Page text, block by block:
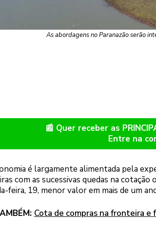
As abordagens no Paranazão serão
📰 Quer receber as
Entre na
é largamente alimentada pela
com as sucessivas quedas na
feira, 19, menor valor em mais de um
Cota de compras na fronteira e